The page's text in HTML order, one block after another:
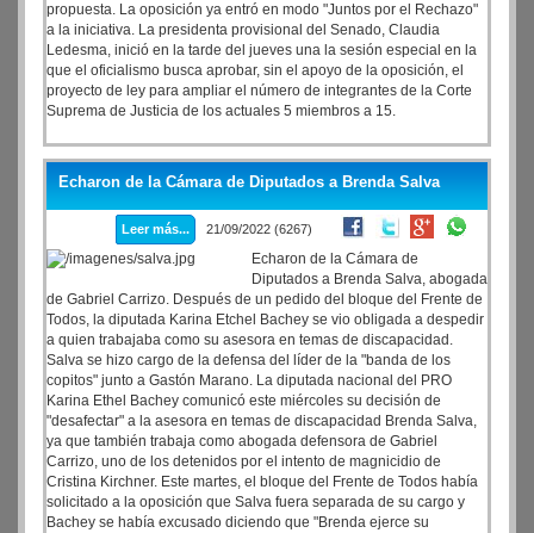
propuesta. La oposición ya entró en modo "Juntos por el Rechazo"
a la iniciativa. La presidenta provisional del Senado, Claudia
Ledesma, inició en la tarde del jueves una la sesión especial en la
que el oficialismo busca aprobar, sin el apoyo de la oposición, el
proyecto de ley para ampliar el número de integrantes de la Corte
Suprema de Justicia de los actuales 5 miembros a 15.
Echaron de la Cámara de Diputados a Brenda Salva
Leer más... 21/09/2022 (6267)
Echaron de la Cámara de
Diputados a Brenda Salva, abogada
de Gabriel Carrizo. Después de un pedido del bloque del Frente de
Todos, la diputada Karina Etchel Bachey se vio obligada a despedir
a quien trabajaba como su asesora en temas de discapacidad.
Salva se hizo cargo de la defensa del líder de la "banda de los
copitos" junto a Gastón Marano. La diputada nacional del PRO
Karina Ethel Bachey comunicó este miércoles su decisión de
"desafectar" a la asesora en temas de discapacidad Brenda Salva,
ya que también trabaja como abogada defensora de Gabriel
Carrizo, uno de los detenidos por el intento de magnicidio de
Cristina Kirchner. Este martes, el bloque del Frente de Todos había
solicitado a la oposición que Salva fuera separada de su cargo y
Bachey se había excusado diciendo que "Brenda ejerce su